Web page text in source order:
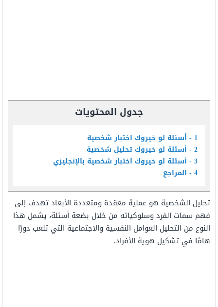
جدول المحتويات
1
أسئلة لو خيروك اختبار شخصية
2 أسئلة لو خيروك تحليل شخصية
3 أسئلة لو خيروك اختبار شخصية بالإنجليزي
4 المراجع
تحليل الشخصية هو عملية معقدة ومتعددة الأبعاد تهدف إلى
فهم سمات الفرد وسلوكياته من خلال بضعة أسئلة، يشمل هذا
النوع من التحليل العوامل النفسية والاجتماعية التي تلعب دورًا
هامًا في تشكيل هوية الأفراد.